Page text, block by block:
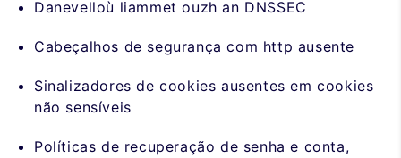
Danevelloù liammet ouzh an DNSSEC
Cabeçalhos de segurança com http ausente
Sinalizadores de cookies ausentes em cookies
não sensíveis
Políticas de recuperação de senha e conta,